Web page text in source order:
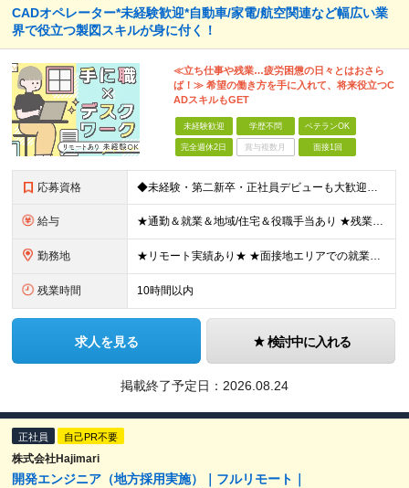
CADオペレーター*未経験歓迎*自動車/家電/航空関連など幅広い業
界で役立つ製図スキルが身に付く！
≪立ち仕事や残業…疲労困憊の日々とはおさら
ば！≫ 希望の働き方を手に入れて、将来役立つC
ADスキルもGET
未経験歓迎 学歴不問 ベテランOK
完全週休2日 賞与複数月 面接1回
応募資格 ◆未経験・第二新卒・正社員デビューも大歓迎／経験・知識ゼロでOK！ ◆学歴不問 ★人物重視 ★入社前の経験・スキルはゼロでOK CADの基本的な知識・操作経験がある方は歓迎します。 地方在住の方も
給与 ★通勤＆就業＆地域/住宅＆役職手当あり ★残業代は全額支給 ★選べる給与制度あり！ ■東京・神奈川・千葉・埼玉勤務の場合 月給24.5万円～55万円＋諸手当 （残業代は全額支給） (20,000円の
勤務地 ★リモート実績あり★ ★面接地エリアでの就業率92％以上！ 『地元で働きたい』という希望に、業界トップクラス約7,000件の取引事業所数、90,000件以上のプロジェクトから検討をいたします。 全
残業時間 10時間以内
求人を見る 検討中に入れる
掲載終了予定日： 2026.08.24
正社員 自己PR不要
株式会社Hajimari
開発エンジニア（地方採用実施）｜フルリモート｜